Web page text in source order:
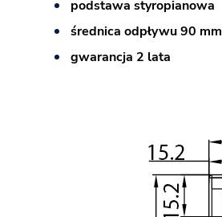
podstawa styropianowa
średnica odpływu 90 mm
gwarancja 2 lata